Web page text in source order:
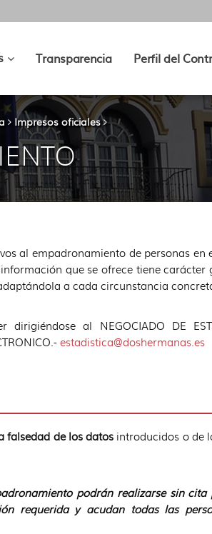
??? Transparencia Perfil del
Impresos oficiales
al empadronamiento de personas
que se ofrece tiene carácter
a cada circunstancia
al NEGOCIADO DE
estadistica@doshermanas.es
falsedad de los datos introducidos o de
podrán realizarse sin
requerida y acudan todas las